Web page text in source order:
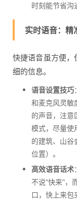
时刻能节省沟
实时语音：精
快捷语音虽方便
细的信息。
语音设置技巧
和麦克风灵敏
的声音，注意
模式，尽量使
的建筑、山谷
位置）。
高效语音话术
不说“快来”，
口，快上来包